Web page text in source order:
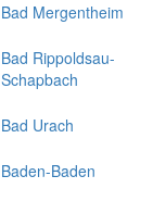
Bad Mergentheim
Bad Rippoldsau-
Schapbach
Bad Urach
Baden-Baden